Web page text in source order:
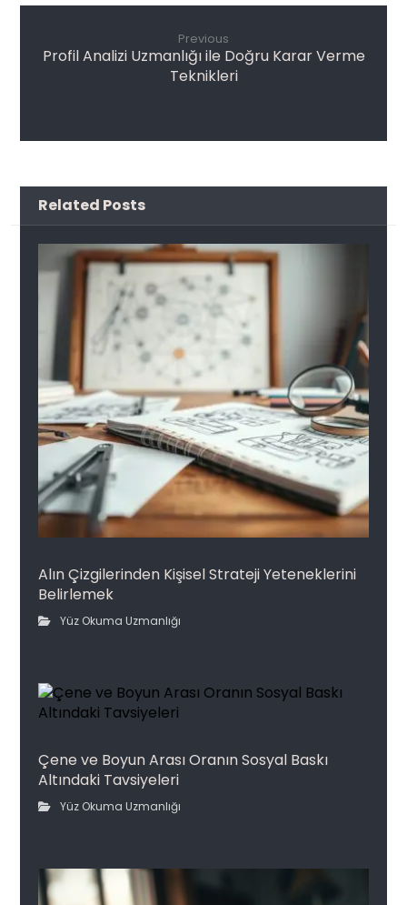
Previous
Profil Analizi Uzmanlığı ile Doğru Karar Verme
Teknikleri
Related Posts
Alın Çizgilerinden Kişisel Strateji Yeteneklerini
Belirlemek
Yüz Okuma Uzmanlığı
Çene ve Boyun Arası Oranın Sosyal Baskı
Altındaki Tavsiyeleri
Yüz Okuma Uzmanlığı